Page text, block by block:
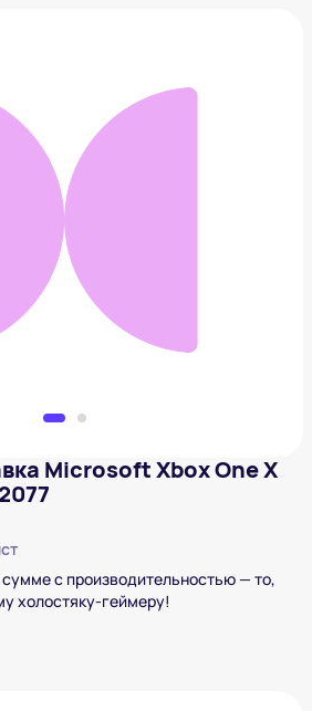
Microsoft Xbox One X
2077
62 990 ₽
Добавить в вишлист
Microsoft Xbox One X
с производительностью — то,
холостяку-геймеру!